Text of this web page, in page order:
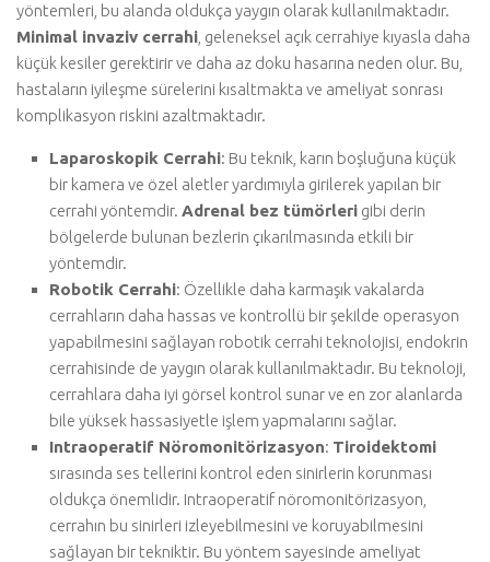
yöntemleri, bu alanda oldukça yaygın olarak kullanılmaktadır.
Minimal invaziv cerrahi , geleneksel açık cerrahiye kıyasla daha
küçük kesiler gerektirir ve daha az doku hasarına neden olur. Bu,
hastaların iyileşme sürelerini kısaltmakta ve ameliyat sonrası
komplikasyon riskini azaltmaktadır.
Laparoskopik Cerrahi: Bu teknik, karın boşluğuna küçük
bir kamera ve özel aletler yardımıyla girilerek yapılan bir
cerrahi yöntemdir. Adrenal bez tümörleri gibi derin
bölgelerde bulunan bezlerin çıkarılmasında etkili bir
yöntemdir.
Robotik Cerrahi: Özellikle daha karmaşık vakalarda
cerrahların daha hassas ve kontrollü bir şekilde operasyon
yapabilmesini sağlayan robotik cerrahi teknolojisi, endokrin
cerrahisinde de yaygın olarak kullanılmaktadır. Bu teknoloji,
cerrahlara daha iyi görsel kontrol sunar ve en zor alanlarda
bile yüksek hassasiyetle işlem yapmalarını sağlar.
Intraoperatif Nöromonitörizasyon: Tiroidektomi
sırasında ses tellerini kontrol eden sinirlerin korunması
oldukça önemlidir. Intraoperatif nöromonitörizasyon,
cerrahın bu sinirleri izleyebilmesini ve koruyabilmesini
sağlayan bir tekniktir. Bu yöntem sayesinde ameliyat